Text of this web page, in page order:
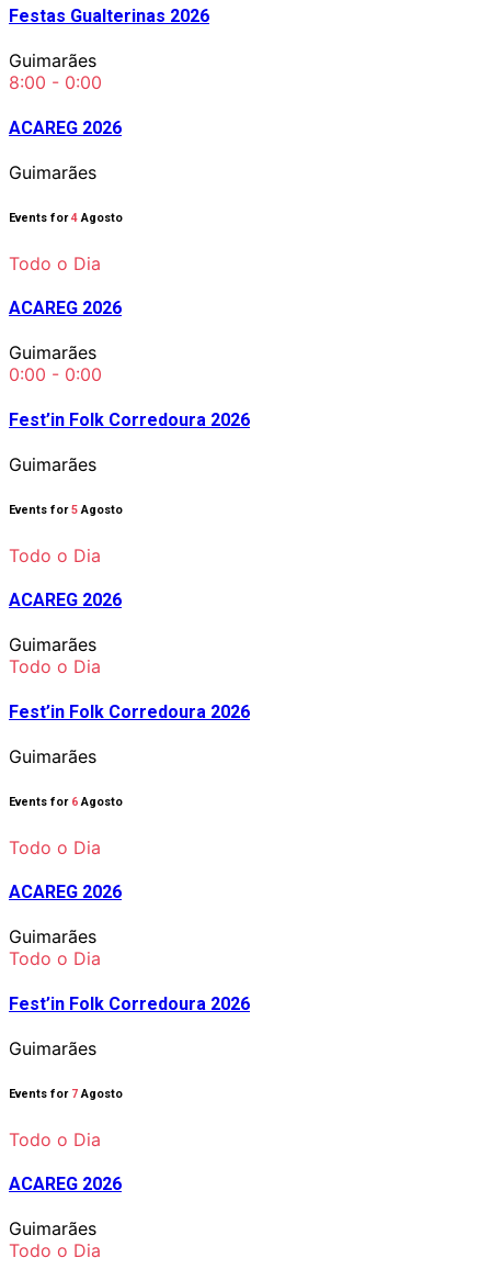
Festas Gualterinas 2026
Guimarães
8:00 - 0:00
ACAREG 2026
Guimarães
Events for4Agosto
Todo o Dia
ACAREG 2026
Guimarães
0:00 - 0:00
Fest’in Folk Corredoura 2026
Guimarães
Events for5Agosto
Todo o Dia
ACAREG 2026
Guimarães
Todo o Dia
Fest’in Folk Corredoura 2026
Guimarães
Events for 6Agosto
Todo o Dia
ACAREG 2026
Guimarães
Todo o Dia
Fest’in Folk Corredoura 2026
Guimarães
Events for 7Agosto
Todo o Dia
ACAREG 2026
Guimarães
Todo o Dia